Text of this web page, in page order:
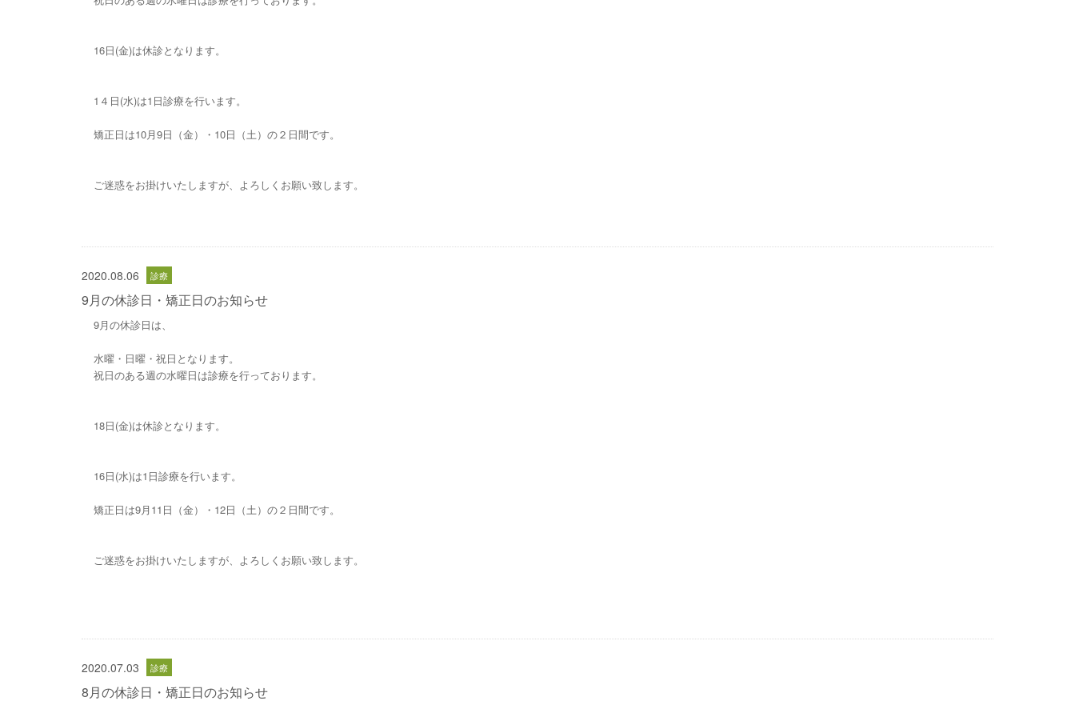
16日(金)は休診となります。
1４日(水)は1日診療を行います。
矯正日は10月9日（金）・10日（土）の２日間です。
ご迷惑をお掛けいたしますが、よろしくお願い致します。
2020.08.06
9月の休診日・矯正日のお知らせ
9月の休診日は、
水曜・日曜・祝日となります。
祝日のある週の水曜日は診療を行っております。
18日(金)は休診となります。
16日(水)は1日診療を行います。
矯正日は9月11日（金）・12日（土）の２日間です。
ご迷惑をお掛けいたしますが、よろしくお願い致します。
2020.07.03
8月の休診日・矯正日のお知らせ